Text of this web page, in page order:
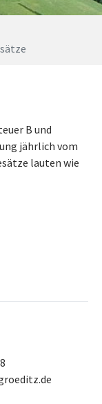
B und
jährlich vom
lauten wie